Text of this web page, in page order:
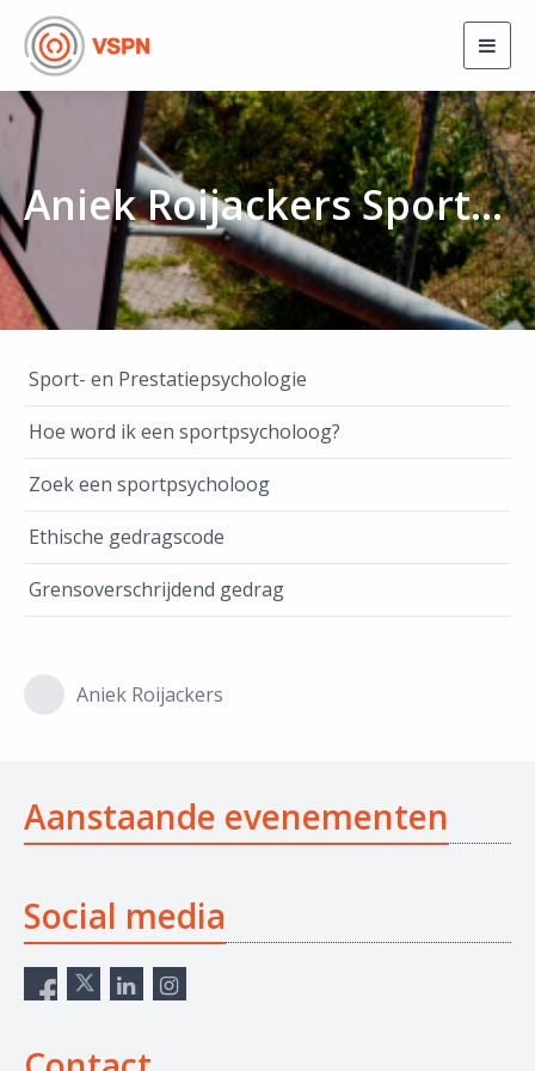
Aniek Roijackers Sport- en Prestatiepsychologie
Sport- en Prestatiepsychologie
Hoe word ik een sportpsycholoog?
Zoek een sportpsycholoog
Ethische gedragscode
Grensoverschrijdend gedrag
Aniek Roijackers
Aanstaande evenementen
Social media